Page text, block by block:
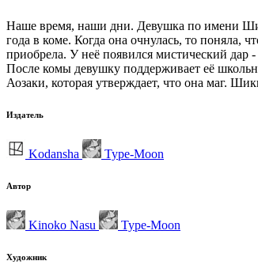
Наше время, наши дни. Девушка по имени
года в коме. Когда она очнулась, то поняла,
приобрела. У неё появился мистический дар
После комы девушку поддерживает её
Аозаки, которая утверждает, что она маг.
Издатель
Kodansha Type-Moon
Автор
Kinoko Nasu Type-Moon
Художник